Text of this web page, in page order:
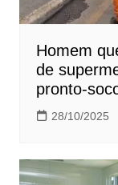
Homem
de
pronto-
28/10/2025